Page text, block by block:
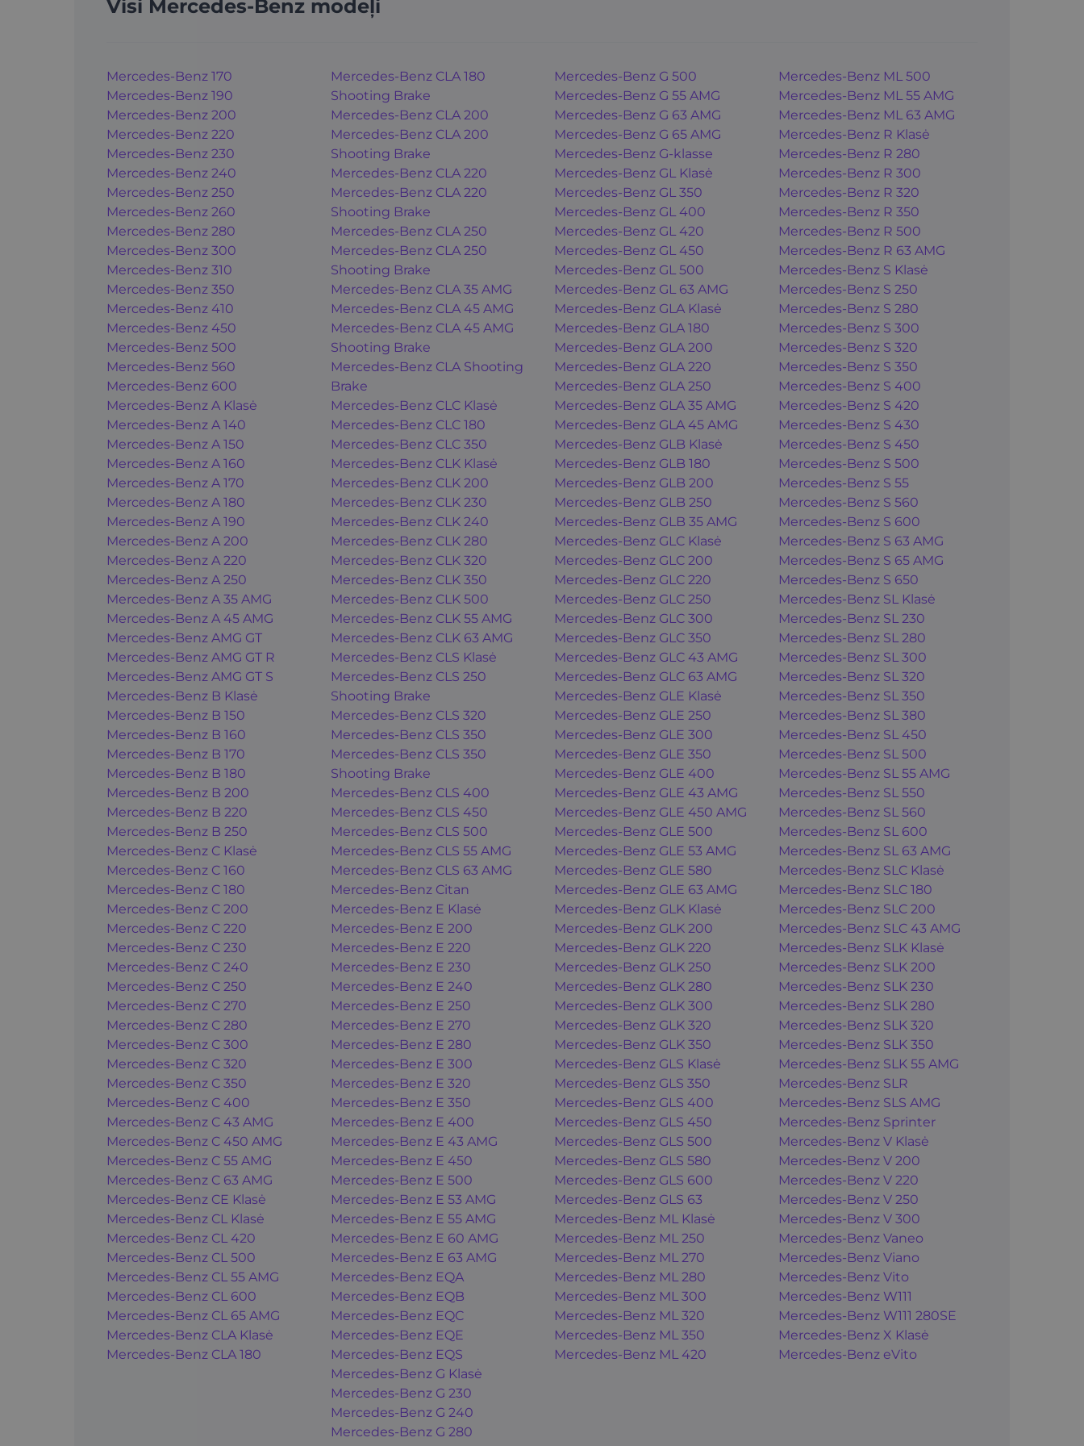
Visi Mercedes-Benz modeļi
Mercedes-Benz 170
Mercedes-Benz 190
Mercedes-Benz 200
Mercedes-Benz 220
Mercedes-Benz 230
Mercedes-Benz 240
Mercedes-Benz 250
Mercedes-Benz 260
Mercedes-Benz 280
Mercedes-Benz 300
Mercedes-Benz 310
Mercedes-Benz 350
Mercedes-Benz 410
Mercedes-Benz 450
Mercedes-Benz 500
Mercedes-Benz 560
Mercedes-Benz 600
Mercedes-Benz A Klasė
Mercedes-Benz A 140
Mercedes-Benz A 150
Mercedes-Benz A 160
Mercedes-Benz A 170
Mercedes-Benz A 180
Mercedes-Benz A 190
Mercedes-Benz A 200
Mercedes-Benz A 220
Mercedes-Benz A 250
Mercedes-Benz A 35 AMG
Mercedes-Benz A 45 AMG
Mercedes-Benz AMG GT
Mercedes-Benz AMG GT R
Mercedes-Benz AMG GT S
Mercedes-Benz B Klasė
Mercedes-Benz B 150
Mercedes-Benz B 160
Mercedes-Benz B 170
Mercedes-Benz B 180
Mercedes-Benz B 200
Mercedes-Benz B 220
Mercedes-Benz B 250
Mercedes-Benz C Klasė
Mercedes-Benz C 160
Mercedes-Benz C 180
Mercedes-Benz C 200
Mercedes-Benz C 220
Mercedes-Benz C 230
Mercedes-Benz C 240
Mercedes-Benz C 250
Mercedes-Benz C 270
Mercedes-Benz C 280
Mercedes-Benz C 300
Mercedes-Benz C 320
Mercedes-Benz C 350
Mercedes-Benz C 400
Mercedes-Benz C 43 AMG
Mercedes-Benz C 450 AMG
Mercedes-Benz C 55 AMG
Mercedes-Benz C 63 AMG
Mercedes-Benz CE Klasė
Mercedes-Benz CL Klasė
Mercedes-Benz CL 420
Mercedes-Benz CL 500
Mercedes-Benz CL 55 AMG
Mercedes-Benz CL 600
Mercedes-Benz CL 65 AMG
Mercedes-Benz CLA Klasė
Mercedes-Benz CLA 180
Mercedes-Benz CLA 180
Shooting Brake
Mercedes-Benz CLA 200
Mercedes-Benz CLA 200
Shooting Brake
Mercedes-Benz CLA 220
Mercedes-Benz CLA 220
Shooting Brake
Mercedes-Benz CLA 250
Mercedes-Benz CLA 250
Shooting Brake
Mercedes-Benz CLA 35 AMG
Mercedes-Benz CLA 45 AMG
Mercedes-Benz CLA 45 AMG
Shooting Brake
Mercedes-Benz CLA Shooting
Brake
Mercedes-Benz CLC Klasė
Mercedes-Benz CLC 180
Mercedes-Benz CLC 350
Mercedes-Benz CLK Klasė
Mercedes-Benz CLK 200
Mercedes-Benz CLK 230
Mercedes-Benz CLK 240
Mercedes-Benz CLK 280
Mercedes-Benz CLK 320
Mercedes-Benz CLK 350
Mercedes-Benz CLK 500
Mercedes-Benz CLK 55 AMG
Mercedes-Benz CLK 63 AMG
Mercedes-Benz CLS Klasė
Mercedes-Benz CLS 250
Shooting Brake
Mercedes-Benz CLS 320
Mercedes-Benz CLS 350
Mercedes-Benz CLS 350
Shooting Brake
Mercedes-Benz CLS 400
Mercedes-Benz CLS 450
Mercedes-Benz CLS 500
Mercedes-Benz CLS 55 AMG
Mercedes-Benz CLS 63 AMG
Mercedes-Benz Citan
Mercedes-Benz E Klasė
Mercedes-Benz E 200
Mercedes-Benz E 220
Mercedes-Benz E 230
Mercedes-Benz E 240
Mercedes-Benz E 250
Mercedes-Benz E 270
Mercedes-Benz E 280
Mercedes-Benz E 300
Mercedes-Benz E 320
Mercedes-Benz E 350
Mercedes-Benz E 400
Mercedes-Benz E 43 AMG
Mercedes-Benz E 450
Mercedes-Benz E 500
Mercedes-Benz E 53 AMG
Mercedes-Benz E 55 AMG
Mercedes-Benz E 60 AMG
Mercedes-Benz E 63 AMG
Mercedes-Benz EQA
Mercedes-Benz EQB
Mercedes-Benz EQC
Mercedes-Benz EQE
Mercedes-Benz EQS
Mercedes-Benz G Klasė
Mercedes-Benz G 230
Mercedes-Benz G 240
Mercedes-Benz G 280
Mercedes-Benz G 500
Mercedes-Benz G 55 AMG
Mercedes-Benz G 63 AMG
Mercedes-Benz G 65 AMG
Mercedes-Benz G-klasse
Mercedes-Benz GL Klasė
Mercedes-Benz GL 350
Mercedes-Benz GL 400
Mercedes-Benz GL 420
Mercedes-Benz GL 450
Mercedes-Benz GL 500
Mercedes-Benz GL 63 AMG
Mercedes-Benz GLA Klasė
Mercedes-Benz GLA 180
Mercedes-Benz GLA 200
Mercedes-Benz GLA 220
Mercedes-Benz GLA 250
Mercedes-Benz GLA 35 AMG
Mercedes-Benz GLA 45 AMG
Mercedes-Benz GLB Klasė
Mercedes-Benz GLB 180
Mercedes-Benz GLB 200
Mercedes-Benz GLB 250
Mercedes-Benz GLB 35 AMG
Mercedes-Benz GLC Klasė
Mercedes-Benz GLC 200
Mercedes-Benz GLC 220
Mercedes-Benz GLC 250
Mercedes-Benz GLC 300
Mercedes-Benz GLC 350
Mercedes-Benz GLC 43 AMG
Mercedes-Benz GLC 63 AMG
Mercedes-Benz GLE Klasė
Mercedes-Benz GLE 250
Mercedes-Benz GLE 300
Mercedes-Benz GLE 350
Mercedes-Benz GLE 400
Mercedes-Benz GLE 43 AMG
Mercedes-Benz GLE 450 AMG
Mercedes-Benz GLE 500
Mercedes-Benz GLE 53 AMG
Mercedes-Benz GLE 580
Mercedes-Benz GLE 63 AMG
Mercedes-Benz GLK Klasė
Mercedes-Benz GLK 200
Mercedes-Benz GLK 220
Mercedes-Benz GLK 250
Mercedes-Benz GLK 280
Mercedes-Benz GLK 300
Mercedes-Benz GLK 320
Mercedes-Benz GLK 350
Mercedes-Benz GLS Klasė
Mercedes-Benz GLS 350
Mercedes-Benz GLS 400
Mercedes-Benz GLS 450
Mercedes-Benz GLS 500
Mercedes-Benz GLS 580
Mercedes-Benz GLS 600
Mercedes-Benz GLS 63
Mercedes-Benz ML Klasė
Mercedes-Benz ML 250
Mercedes-Benz ML 270
Mercedes-Benz ML 280
Mercedes-Benz ML 300
Mercedes-Benz ML 320
Mercedes-Benz ML 350
Mercedes-Benz ML 420
Mercedes-Benz ML 500
Mercedes-Benz ML 55 AMG
Mercedes-Benz ML 63 AMG
Mercedes-Benz R Klasė
Mercedes-Benz R 280
Mercedes-Benz R 300
Mercedes-Benz R 320
Mercedes-Benz R 350
Mercedes-Benz R 500
Mercedes-Benz R 63 AMG
Mercedes-Benz S Klasė
Mercedes-Benz S 250
Mercedes-Benz S 280
Mercedes-Benz S 300
Mercedes-Benz S 320
Mercedes-Benz S 350
Mercedes-Benz S 400
Mercedes-Benz S 420
Mercedes-Benz S 430
Mercedes-Benz S 450
Mercedes-Benz S 500
Mercedes-Benz S 55
Mercedes-Benz S 560
Mercedes-Benz S 600
Mercedes-Benz S 63 AMG
Mercedes-Benz S 65 AMG
Mercedes-Benz S 650
Mercedes-Benz SL Klasė
Mercedes-Benz SL 230
Mercedes-Benz SL 280
Mercedes-Benz SL 300
Mercedes-Benz SL 320
Mercedes-Benz SL 350
Mercedes-Benz SL 380
Mercedes-Benz SL 450
Mercedes-Benz SL 500
Mercedes-Benz SL 55 AMG
Mercedes-Benz SL 550
Mercedes-Benz SL 560
Mercedes-Benz SL 600
Mercedes-Benz SL 63 AMG
Mercedes-Benz SLC Klasė
Mercedes-Benz SLC 180
Mercedes-Benz SLC 200
Mercedes-Benz SLC 43 AMG
Mercedes-Benz SLK Klasė
Mercedes-Benz SLK 200
Mercedes-Benz SLK 230
Mercedes-Benz SLK 280
Mercedes-Benz SLK 320
Mercedes-Benz SLK 350
Mercedes-Benz SLK 55 AMG
Mercedes-Benz SLR
Mercedes-Benz SLS AMG
Mercedes-Benz Sprinter
Mercedes-Benz V Klasė
Mercedes-Benz V 200
Mercedes-Benz V 220
Mercedes-Benz V 250
Mercedes-Benz V 300
Mercedes-Benz Vaneo
Mercedes-Benz Viano
Mercedes-Benz Vito
Mercedes-Benz W111
Mercedes-Benz W111 280SE
Mercedes-Benz X Klasė
Mercedes-Benz eVito